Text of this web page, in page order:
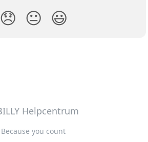
😞 😐 😃
Because you count